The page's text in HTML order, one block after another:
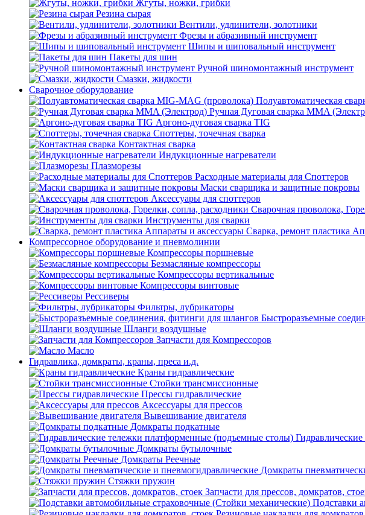
Жгуты, ножки, грибки
Резина сырая
Вентили, удлинители, золотники
Фрезы и абразивный инструмент
Шипы и шиповальный инструмент
Пакеты для шин
Ручной шиномонтажный инструмент
Смазки, жидкости
Сварочное оборудование
Полуавтоматическая
Ручная Дуговая сварка MMA
Аргоно-дуговая сварка TIG
Споттеры, точечная сварка
Контактная сварка
Индукционные нагреватели
Плазморезы
Расходные материалы для Споттеров
Маски сварщика и защитные покровы
Аксессуары для споттеров
Сварочная проволока,
Инструменты для сварки
Сварка, ремонт пластика
Компрессорное оборудование и пневмолинии
Компрессоры поршневые
Безмасляные компрессоры
Компрессоры вертикальные
Компрессоры винтовые
Рессиверы
Фильтры, лубрикаторы
Быстроразъемные
Шланги воздушные
Запчасти для Компрессоров
Масло
Гидравлика, домкраты, краны, преса и.д.
Краны гидравлические
Стойки трансмиссионные
Прессы гидравлические
Аксессуары для прессов
Вывешивание двигателя
Домкраты подкатные
Домкраты бутылочные
Домкраты Реечные
Домкраты
Стяжки пружин
Запчасти для прессов, домкратов,
Подставки